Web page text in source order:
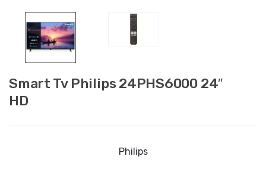
Smart Tv Philips 24PHS6000 24″
HD
Philips